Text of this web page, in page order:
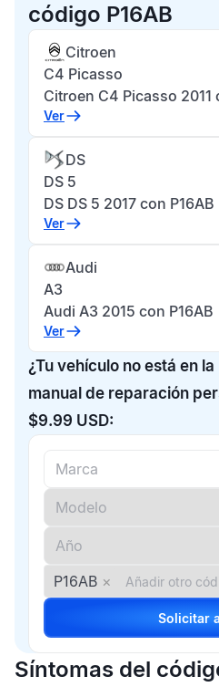
código P16AB
Citroen
C4 Picasso
Citroen C4 Picasso 2011
Ver
DS
DS 5
DS DS 5 2017 con P16AB
Ver
Audi
A3
Audi A3 2015 con P16AB
Ver
¿Tu vehículo no está en
manual de reparación
$9.99 USD:
P16AB ×
Síntomas del